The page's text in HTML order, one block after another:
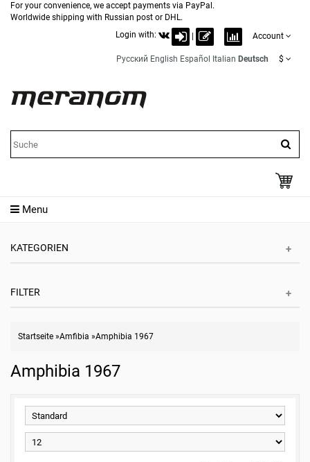
For your convenience, we accept payments via PayPal.
Worldwide shipping with Russian post or DHL.
Login with:
Account
Русский English Español Italian Deutsch $
Menu
KATEGORIEN
FILTER
Startseite »Amfibia »Amphibia 1967
Amphibia 1967